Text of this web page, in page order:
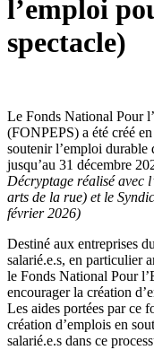
l’emploi
spectacle)
Le Fonds National Pour
(FONPEPS) a été créé
soutenir l’emploi durable
jusqu’au 31 décembre
Décryptage réalisé avec
arts de la rue) et le
février 2026)
Destiné aux entreprises
salarié.e.s, en particulier
le Fonds National Pour
encourager la création
Les aides portées par ce
création d’emplois en
salarié.e.s dans ce